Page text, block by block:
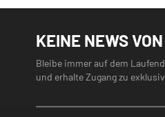
KEINE NEWS
Bleibe immer auf dem
und erhalte Zugang zu